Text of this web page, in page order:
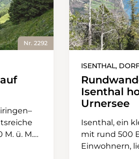
Nr. 2292
ü. M.
ISENTHAL,
Isenthal
Urnersee
Isenthal, ein
mit rund 500
Einwohnern,